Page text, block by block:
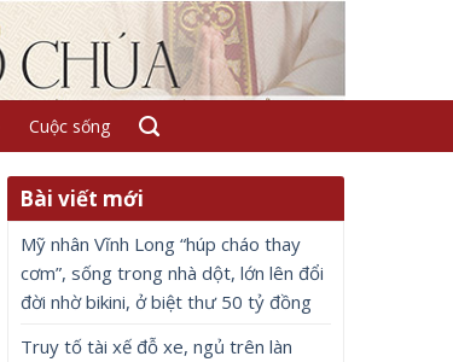
Cuộc sống
Bài viết mới
Mỹ nhân Vĩnh Long “húp cháo thay
cơm”, sống trong nhà dột, lớn lên đổi
đời nhờ bikini, ở biệt thư 50 tỷ đồng
Truy tố tài xế đỗ xe, ngủ trên làn